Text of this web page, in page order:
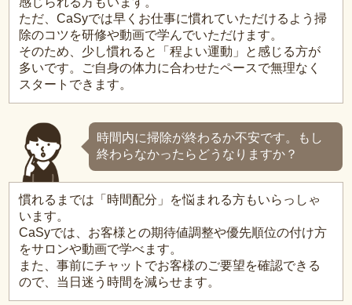
ただ、CaSyでは早くお仕事に慣れていただけるよう掃
除のコツを研修や動画で学んでいただけます。
そのため、少し慣れると「程よい運動」と感じる方が
多いです。ご自身の体力に合わせたペースで無理なく
スタートできます。
時間内に掃除が終わるか不安です。もし
終わらなかったらどうなりますか？
慣れるまでは「時間配分」を悩まれる方もいらっしゃ
います。
CaSyでは、お客様との期待値調整や優先順位の付け方
をサロンや動画で学べます。
また、事前にチャットでお客様のご要望を確認できる
ので、当日迷う時間を減らせます。